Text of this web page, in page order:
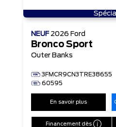
NEUF 2026 Ford
Bronco Sport
Outer Banks
3FMCR9CN3TRE38655
60595
En savoir plus
Financement dès